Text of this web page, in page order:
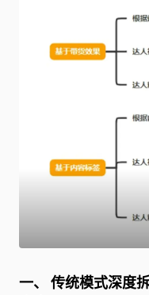
一、 传统模式深度